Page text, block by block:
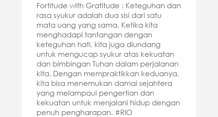
Fortitude with Gratitude : Keteguhan dan
rasa syukur adalah dua sisi dari satu
mata uang yang sama. Ketika kita
menghadapi tantangan dengan
keteguhan hati, kita juga diundang
untuk mengucap syukur atas kekuatan
dan bimbingan Tuhan dalam perjalanan
kita. Dengan mempraktikkan keduanya,
kita bisa menemukan damai sejahtera
yang melampaui pengertian dan
kekuatan untuk menjalani hidup dengan
penuh pengharapan. #RIO